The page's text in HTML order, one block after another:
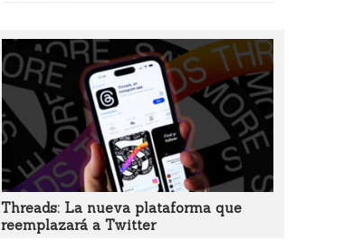
Threads: La nueva plataforma que
reemplazará a Twitter